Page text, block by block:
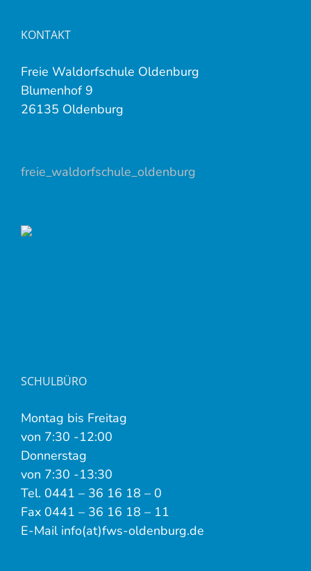
KONTAKT
Freie Waldorfschule Oldenburg
Blumenhof 9
26135 Oldenburg
freie_waldorfschule_oldenburg
SCHULBÜRO
Montag bis Freitag
von 7:30 -12:00
Donnerstag
von 7:30 -13:30
Tel. 0441 – 36 16 18 – 0
Fax 0441 – 36 16 18 – 11
E-Mail info(at)fws-oldenburg.de